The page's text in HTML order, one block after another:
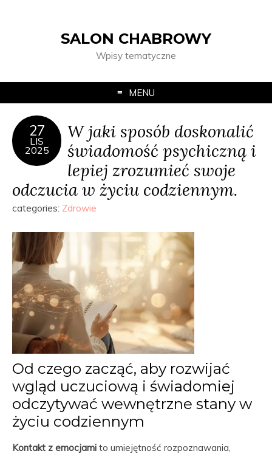
SALON CHABROWY
Wpisy tematyczne
MENU
27
LIS
2025
W jaki sposób doskonalić
świadomość psychiczną i
lepiej zrozumieć swoje
odczucia w życiu codziennym.
categories: Zdrowie
Od czego zacząć, aby rozwijać
wgląd uczuciową i świadomiej
odczytywać wewnętrzne stany w
życiu codziennym
Kontakt z emocjami to umiejętność rozpoznawania,